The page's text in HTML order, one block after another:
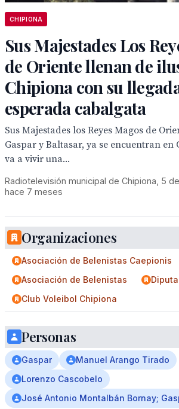
CHIPIONA
Sus Majestades Los
de Oriente llenan de
Chipiona con su
esperada cabalgata
Sus Majestades los Reyes Magos de
Gaspar y Baltasar, ya se encuentran en
va a vivir una...
Radiotelevisión municipal de Chipiona, 5
hace 7 meses
Organizaciones
Asociación de Belenistas Caepionis
Asociación de Belenistas
Club Voleibol Chipiona
Personas
Gaspar
Manuel Arango Tirado
Lorenzo Cascobelo
José Antonio Montalbán Bornay;